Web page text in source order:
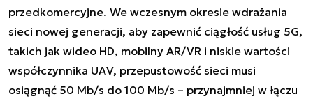
przedkomercyjne. We wczesnym okresie wdrażania
sieci nowej generacji, aby zapewnić ciągłość usług 5G,
takich jak wideo HD, mobilny AR/VR i niskie wartości
współczynnika UAV, przepustowość sieci musi
osiągnąć 50 Mb/s do 100 Mb/s – przynajmniej w łączu